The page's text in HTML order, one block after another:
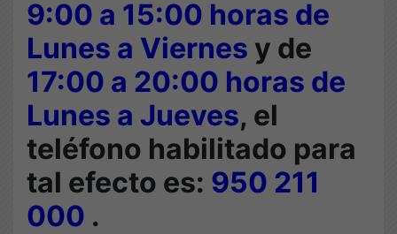
9:00 a 15:00 horas de
Lunes a Viernes y de
17:00 a 20:00 horas de
Lunes a Jueves, el
teléfono habilitado para
tal efecto es: 950 211
000 .